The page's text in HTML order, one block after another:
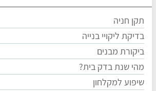
תקן חניה
בדיקת ליקויי בנייה
ביקורת מבנים
מהי שנת בדק בית?
שיפוע למקלחון